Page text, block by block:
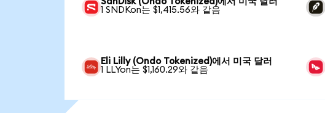
1 SNDKon는 $1,415.56와 같음
Eli Lilly (Ondo Tokenized)에서 미국 달러
1 LLYon는 $1,160.29와 같음